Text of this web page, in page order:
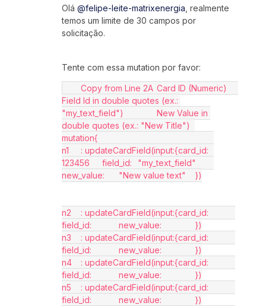
Olá @felipe-leite-matrixenergia , realmente
temos um limite de 30 campos por
solicitação.
Tente com essa mutation por favor:
Field Id in double quotes (ex.:
"my_text_field")		New Value in
n1	: updateCardField(input:{card_id:
123456	 field_id:	"my_text_field"
new_value:	"New value text"	})
n2	: updateCardField(input:{card_id:
field_id:		new_value:		})
n3	: updateCardField(input:{card_id:
field_id:		new_value:		})
n4	: updateCardField(input:{card_id:
field_id:		new_value:		})
n5	: updateCardField(input:{card_id:
field_id:		new_value:		})